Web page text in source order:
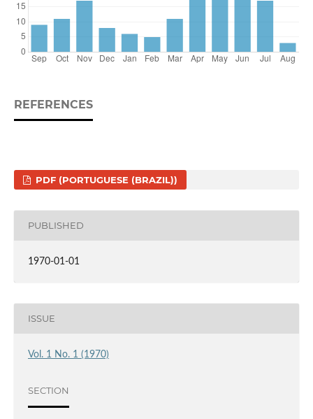
REFERENCES
PDF (PORTUGUESE (BRAZIL))
PUBLISHED
1970-01-01
ISSUE
Vol. 1 No. 1 (1970)
SECTION